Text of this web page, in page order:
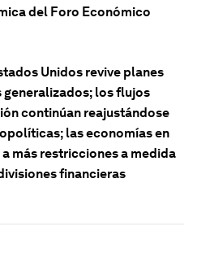
del Foro Económico
Unidos revive planes
generalizados; los flujos
continúan reajustándose
las economías en
más restricciones a medida
financieras